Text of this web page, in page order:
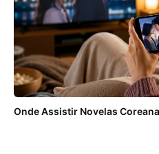
Onde Assistir Novelas